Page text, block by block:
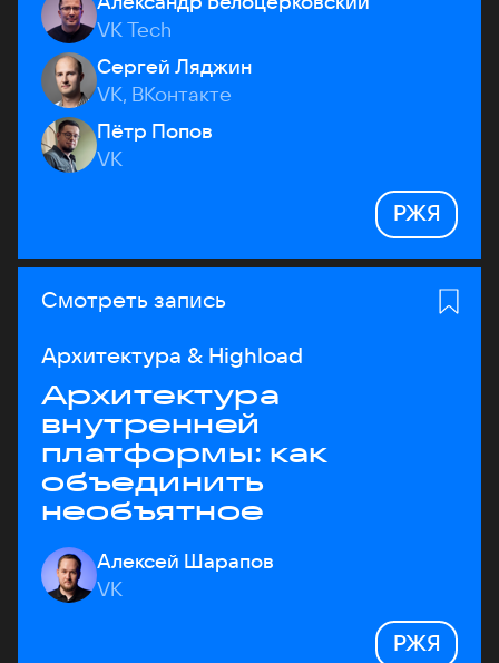
VK Tech
Сергей Ляджин
VK, ВКонтакте
Пётр Попов
VK
РЖЯ
Смотреть запись
Архитектура & Highload
Архитектура
внутренней
платформы: как
объединить
необъятное
Алексей Шарапов
VK
РЖЯ